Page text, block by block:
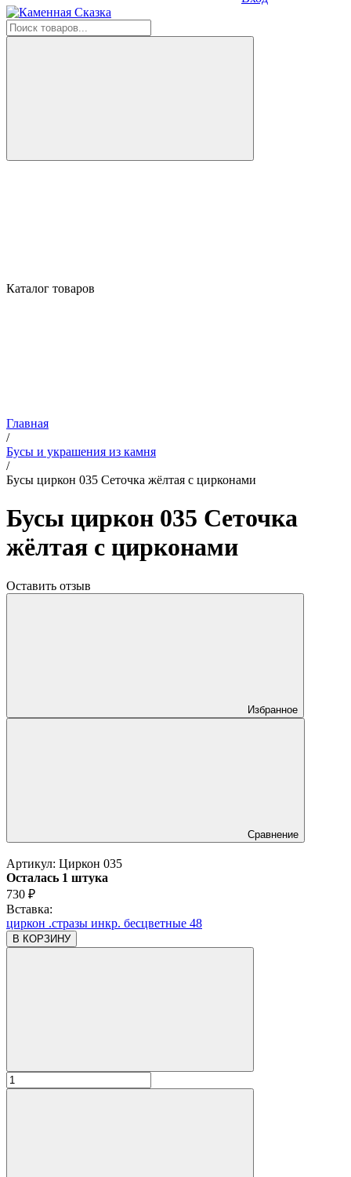
Каталог товаров
Главная
/
Бусы и украшения из камня
/
Бусы циркон 035 Сеточка жёлтая с цирконами
Бусы циркон 035 Сеточка
жёлтая с цирконами
Оставить отзыв
Избранное
Сравнение
Артикул: Циркон 035
Осталась 1 штука
730 ₽
Вставка:
циркон .стразы инкр. бесцветные 48
В КОРЗИНУ